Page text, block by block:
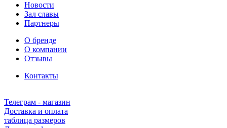
Новости
Зал славы
Партнеры
О бренде
О компании
Отзывы
Контакты
Телеграм - магазин
Доставка и оплата
таблица размеров